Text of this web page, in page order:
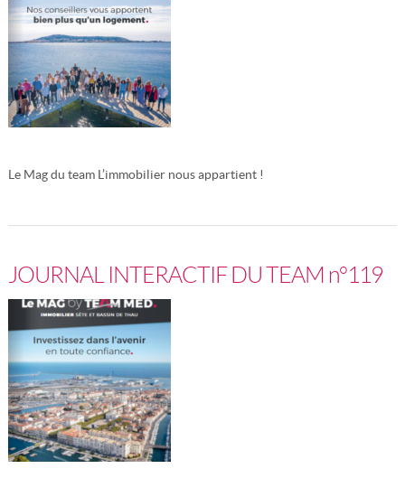
Le Mag du team L’immobilier nous appartient !
JOURNAL INTERACTIF DU TEAM n°119